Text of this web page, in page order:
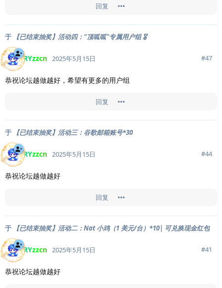
回复
于 【已结束抽奖】活动四：“顶呱呱”专属用户组 🎖️
RYzzcn 2025年5月15日 #47
恭祝论坛越做越好，希望有更多的用户组
回复
于 【已结束抽奖】活动三：谷歌邮箱账号*30
RYzzcn 2025年5月15日 #44
恭祝论坛越做越好
回复
于 【已结束抽奖】活动二：Nat 小鸡（1 美元/台）*10| 可兑换现金红包
RYzzcn 2025年5月15日 #41
恭祝论坛越做越好